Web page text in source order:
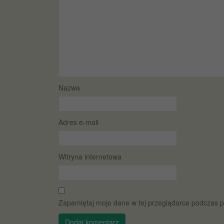
Nazwa
Adres e-mail
Witryna internetowa
Zapamiętaj moje dane w tej przeglądarce podczas